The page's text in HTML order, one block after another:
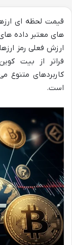
قیمت لحظه ای
های معتبر داده
ارزش فعلی رمز
فراتر از بیت
کاربردهای متنوع
است.